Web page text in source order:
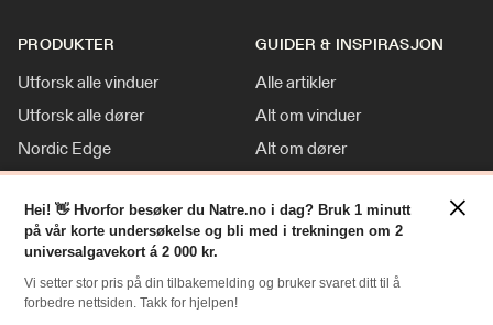
PRODUKTER
Utforsk alle vinduer
Utforsk alle dører
Nordic Edge
Klassisk stil
Tilpasninger
GUIDER & INSPIRASJON
Alle artikler
Alt om vinduer
Alt om dører
Inspirasjon
Nyheter
RESSURSER
Hei! 👋 Hvorfor besøker du Natre.no i dag? Bruk 1 minutt
på vår korte undersøkelse og bli med i trekningen om 2
universalgavekort á 2 000 kr.
Vi setter stor pris på din tilbakemelding og bruker svaret ditt til å
forbedre nettsiden. Takk for hjelpen!
×